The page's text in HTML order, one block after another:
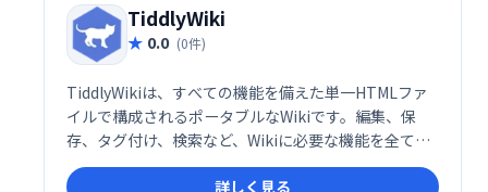
TiddlyWiki
0.0 (0件)
TiddlyWikiは、すべての機能を備えた単一HTMLファ
イルで構成されるポータブルなWikiです。編集、保
存、タグ付け、検索など、Wikiに必要な機能を全て備
え、スタイルシートのカスタマイズも可能です。単一
詳しく見る